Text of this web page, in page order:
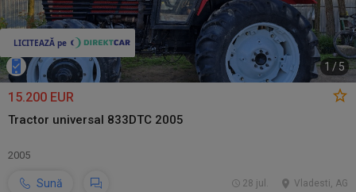
1 /5
15.200 EUR
Tractor universal 833DTC 2005
2005
Sună Vladesti, AG
28 jul.